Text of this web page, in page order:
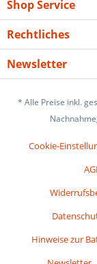
Shop Service
Rechtliches
Newsletter
* Alle Preise inkl.
Cookie-
Hinweise zur